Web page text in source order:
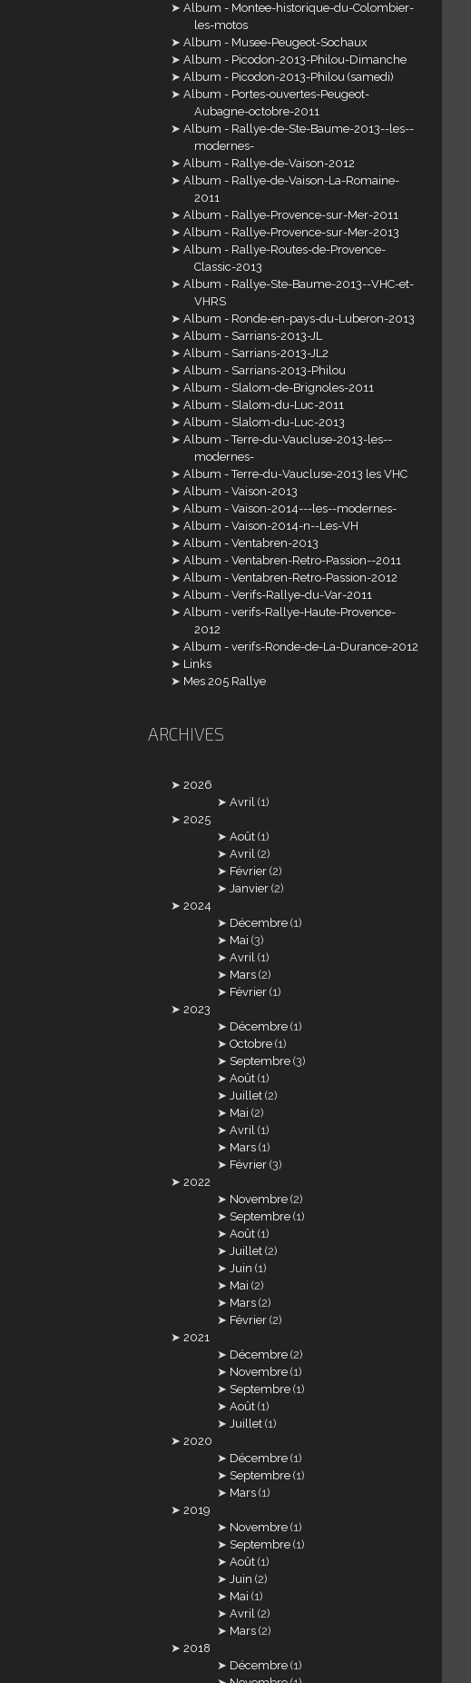
Album - Montee-historique-du-Colombier-
les-motos
Album - Musee-Peugeot-Sochaux
Album - Picodon-2013-Philou-Dimanche
Album - Picodon-2013-Philou (samedi)
Album - Portes-ouvertes-Peugeot-
Aubagne-octobre-2011
Album - Rallye-de-Ste-Baume-2013--les--
modernes-
Album - Rallye-de-Vaison-2012
Album - Rallye-de-Vaison-La-Romaine-
2011
Album - Rallye-Provence-sur-Mer-2011
Album - Rallye-Provence-sur-Mer-2013
Album - Rallye-Routes-de-Provence-
Classic-2013
Album - Rallye-Ste-Baume-2013--VHC-et-
VHRS
Album - Ronde-en-pays-du-Luberon-2013
Album - Sarrians-2013-JL
Album - Sarrians-2013-JL2
Album - Sarrians-2013-Philou
Album - Slalom-de-Brignoles-2011
Album - Slalom-du-Luc-2011
Album - Slalom-du-Luc-2013
Album - Terre-du-Vaucluse-2013-les--
modernes-
Album - Terre-du-Vaucluse-2013 les VHC
Album - Vaison-2013
Album - Vaison-2014---les--modernes-
Album - Vaison-2014-n--Les-VH
Album - Ventabren-2013
Album - Ventabren-Retro-Passion--2011
Album - Ventabren-Retro-Passion-2012
Album - Verifs-Rallye-du-Var-2011
Album - verifs-Rallye-Haute-Provence-
2012
Album - verifs-Ronde-de-La-Durance-2012
Links
Mes 205 Rallye
ARCHIVES
2026
Avril (1)
2025
Août (1)
Avril (2)
Février (2)
Janvier (2)
2024
Décembre (1)
Mai (3)
Avril (1)
Mars (2)
Février (1)
2023
Décembre (1)
Octobre (1)
Septembre (3)
Août (1)
Juillet (2)
Mai (2)
Avril (1)
Mars (1)
Février (3)
2022
Novembre (2)
Septembre (1)
Août (1)
Juillet (2)
Juin (1)
Mai (2)
Mars (2)
Février (2)
2021
Décembre (2)
Novembre (1)
Septembre (1)
Août (1)
Juillet (1)
2020
Décembre (1)
Septembre (1)
Mars (1)
2019
Novembre (1)
Septembre (1)
Août (1)
Juin (2)
Mai (1)
Avril (2)
Mars (2)
2018
Décembre (1)